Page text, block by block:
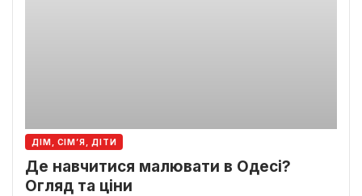
ДІМ, СІМ’Я, ДІТИ
Де навчитися малювати в Одесі?
Огляд та ціни